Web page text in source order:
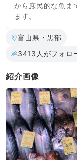
から庶民的な魚ま
ます。
富山県・黒部
3413人がフォロ
紹介画像